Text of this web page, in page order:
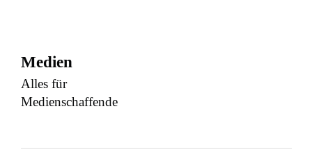
Medien
Alles für
Medienschaffende